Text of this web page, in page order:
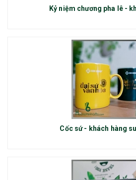
Kỷ niệm chương pha lê -
Cốc sứ - khách hàng